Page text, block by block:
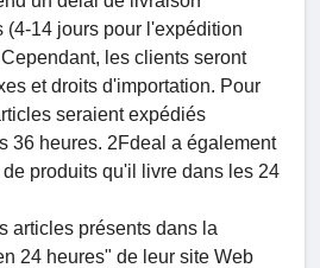
(4-14 jours pour l'expédition
les clients seront
et droits d'importation. Pour
seraient expédiés
36 heures. 2Fdeal a également
produits qu'il livre dans les 24
articles présents dans la
24 heures" de leur site Web